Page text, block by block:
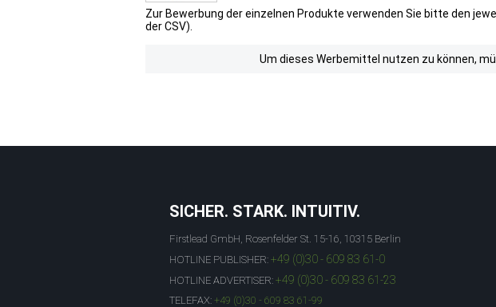
Zur Bewerbung der einzelnen Produkte verwenden Sie bitte den
der CSV).
Um dieses Werbemittel nutzen zu können,
SICHER. STARK. INTUITIV.
Firstlead GmbH, Rosenfelder St. 15-16, 10315 Berlin
HOTLINE PUBLISHER: +49 (0)30 - 609 83 61-0
HOTLINE ADVERTISER: +49 (0)30 - 609 83 61-23
TELEFAX: +49 (0)30 - 609 83 61-99